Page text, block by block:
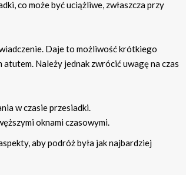
co może być uciążliwe, zwłaszcza przy
Daje to możliwość krótkiego
Należy jednak zwrócić uwagę na czas
w czasie przesiadki.
oknami czasowymi.
aby podróż była jak najbardziej